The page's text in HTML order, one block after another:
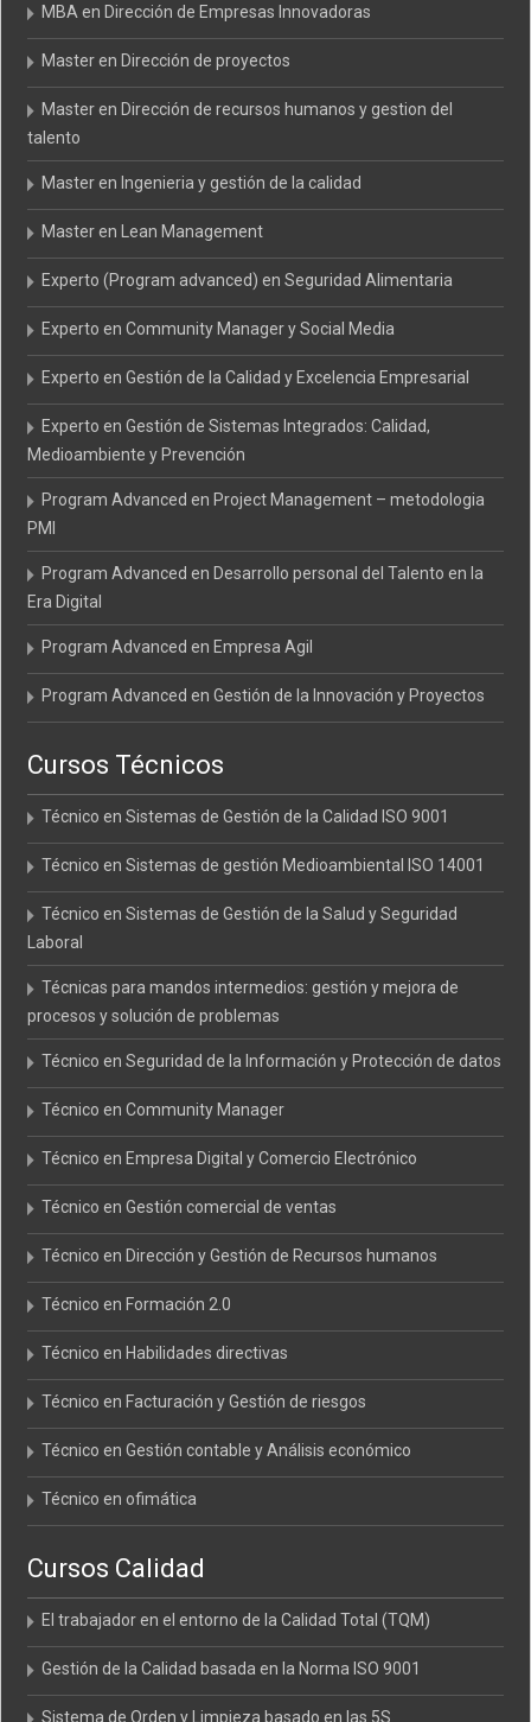
MBA en Dirección de Empresas Innovadoras
Master en Dirección de proyectos
Master en Dirección de recursos humanos y gestion del
talento
Master en Ingenieria y gestión de la calidad
Master en Lean Management
Experto (Program advanced) en Seguridad Alimentaria
Experto en Community Manager y Social Media
Experto en Gestión de la Calidad y Excelencia Empresarial
Experto en Gestión de Sistemas Integrados: Calidad,
Medioambiente y Prevención
Program Advanced en Project Management – metodologia
PMI
Program Advanced en Desarrollo personal del Talento en la
Era Digital
Program Advanced en Empresa Agil
Program Advanced en Gestión de la Innovación y Proyectos
Cursos Técnicos
Técnico en Sistemas de Gestión de la Calidad ISO 9001
Técnico en Sistemas de gestión Medioambiental ISO 14001
Técnico en Sistemas de Gestión de la Salud y Seguridad
Laboral
Técnicas para mandos intermedios: gestión y mejora de
procesos y solución de problemas
Técnico en Seguridad de la Información y Protección de datos
Técnico en Community Manager
Técnico en Empresa Digital y Comercio Electrónico
Técnico en Gestión comercial de ventas
Técnico en Dirección y Gestión de Recursos humanos
Técnico en Formación 2.0
Técnico en Habilidades directivas
Técnico en Facturación y Gestión de riesgos
Técnico en Gestión contable y Análisis económico
Técnico en ofimática
Cursos Calidad
El trabajador en el entorno de la Calidad Total (TQM)
Gestión de la Calidad basada en la Norma ISO 9001
Sistema de Orden y Limpieza basado en las 5S